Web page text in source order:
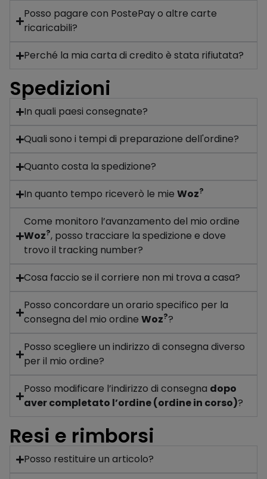
Posso pagare con PostePay o altre carte
ricaricabili?
Perché la mia carta di credito è stata rifiutata?
Spedizioni
In quali paesi consegnate?
Quali sono i tempi di preparazione dell'ordine?
Quanto costa la spedizione?
In quanto tempo riceverò le mieWoz?
Come monitoro l’avanzamento del mio ordine
Woz?, posso tracciare la spedizione e dove
trovo il tracking number?
Cosa faccio se il corriere non mi trova a casa?
Posso concordare un orario specifico per la
consegna del mio ordineWoz??
Posso scegliere un indirizzo di consegna diverso
per il mio ordine?
Posso modificare l’indirizzo di consegna dopo
aver completato l’ordine (ordine in corso)?
Resi e rimborsi
Posso restituire un articolo?